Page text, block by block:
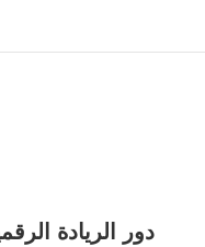
دور الريادة